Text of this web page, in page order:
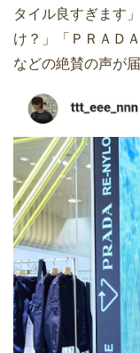
タイル良すぎます
け？」「ＰＲＡＤ
などの絶賛の声が